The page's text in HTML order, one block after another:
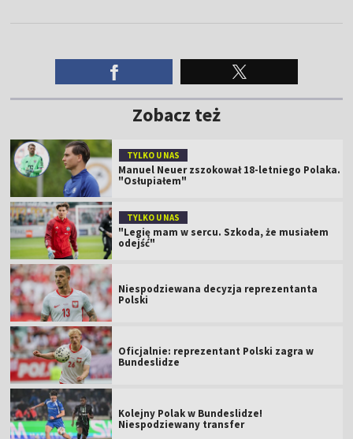
Zobacz też
TYLKO U NAS
Manuel Neuer zszokował 18-letniego Polaka.
"Osłupiałem"
TYLKO U NAS
"Legię mam w sercu. Szkoda, że musiałem
odejść"
Niespodziewana decyzja reprezentanta
Polski
Oficjalnie: reprezentant Polski zagra w
Bundeslidze
Kolejny Polak w Bundeslidze!
Niespodziewany transfer